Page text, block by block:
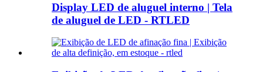
Display LED de aluguel interno | Tela
de aluguel de LED - RTLED